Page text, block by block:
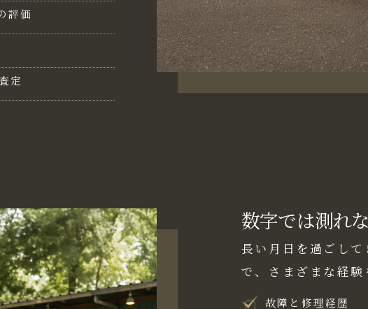
評価
定
数字では測れ
長い月日を過ごし
で、さまざまな経験
故障と修理経歴